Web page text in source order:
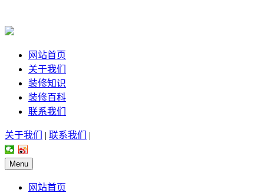
网站首页
关于我们
装修知识
装修百科
联系我们
关于我们 | 联系我们 |
Menu
网站首页